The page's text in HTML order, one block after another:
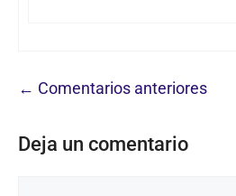
Navegación
comentarios
← Comentarios anteriores
Deja un comentario